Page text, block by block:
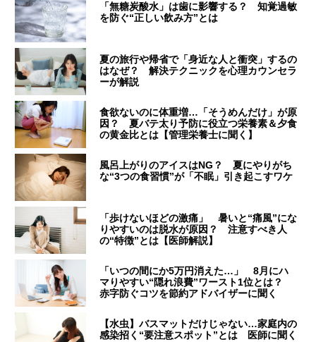
「無糖炭酸水」は歯に影響する？ 知覚過敏
を防ぐ“正しい飲み方”とは
夏の旅行や帰省で「身近な人と衝突」するの
はなぜ？ 解決テクニックを心理カウンセラ
ーが解説
食欲ないのに体重増…「そうめんだけ」が原
因？ 夏バテ太り予防に役立つ栄養素＆夕食
の黄金比とは【管理栄養士に聞く】
風呂上がりのアイスはNG？ 夏にやりがち
な“3つの食習慣”が「不眠」引き起こすワケ
「歩けないほどの激痛」 暑いと“痛風”にな
りやすいのは脱水が原因？ 注意すべき人
の“特徴”とは【医師解説】
「いつの間にか5万円消えた…」 8月にハ
マりやすい“隠れ浪費”ワースト1位とは？
赤字防ぐコツを節約アドバイザーに聞く
【水虫】バスマットだけじゃない…家庭内の
感染招く“要注意スポット”とは 医師に聞く